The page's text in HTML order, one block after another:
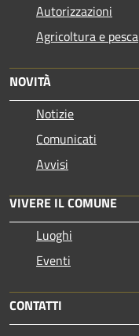
Autorizzazioni
Agricoltura e pesca
NOVITÀ
Notizie
Comunicati
Avvisi
VIVERE IL COMUNE
Luoghi
Eventi
CONTATTI